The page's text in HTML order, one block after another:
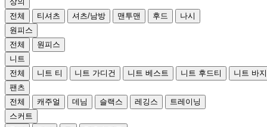
전체
티셔츠 셔츠/남방 맨투맨 후드
나시
원피스
전체
원피스
니트
전체
니트 티 니트 가디건 니트 베스트 니트 후드티
니트 바지
팬츠
전체
캐주얼 데님 슬랙스 레깅스
트레이닝
스커트